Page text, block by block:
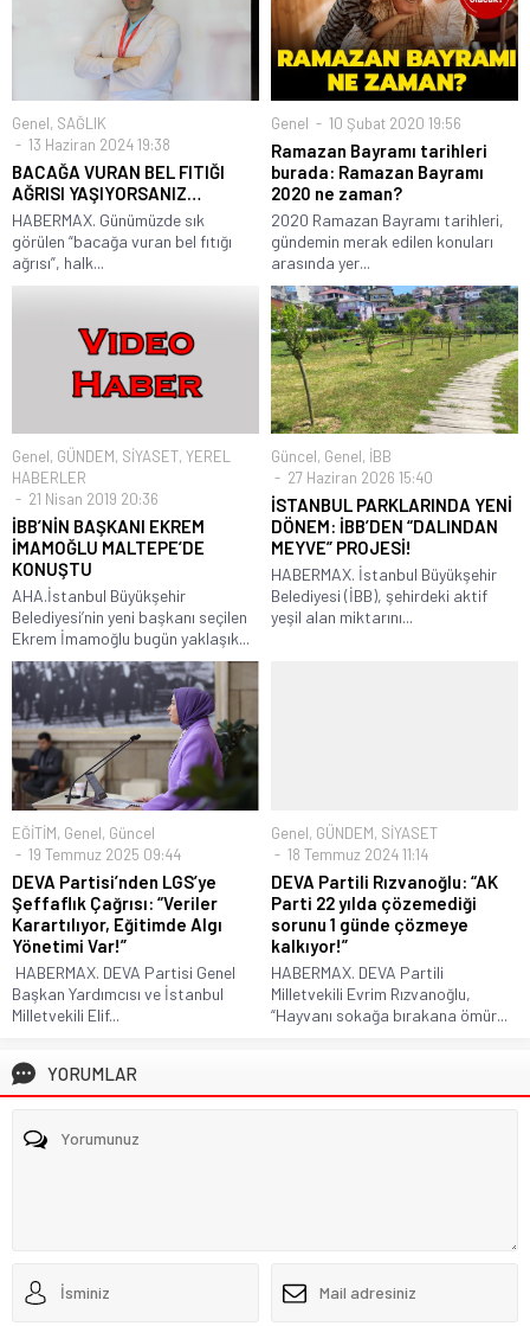
Genel, SAĞLIK
13 Haziran 2024 19:38
BACAĞA VURAN BEL FITIĞI
AĞRISI YAŞIYORSANIZ…
HABERMAX. Günümüzde sık
görülen “bacağa vuran bel fıtığı
ağrısı”, halk...
Genel 10 Şubat 2020 19:56
Ramazan Bayramı tarihleri
burada: Ramazan Bayramı
2020 ne zaman?
2020 Ramazan Bayramı tarihleri,
gündemin merak edilen konuları
arasında yer...
Genel, GÜNDEM, SİYASET, YEREL
HABERLER
21 Nisan 2019 20:36
İBB’NİN BAŞKANI EKREM
İMAMOĞLU MALTEPE’DE
KONUŞTU
AHA.İstanbul Büyükşehir
Belediyesi’nin yeni başkanı seçilen
Ekrem İmamoğlu bugün yaklaşık...
Güncel, Genel, İBB
27 Haziran 2026 15:40
İSTANBUL PARKLARINDA YENİ
DÖNEM: İBB’DEN “DALINDAN
MEYVE” PROJESİ!
HABERMAX. İstanbul Büyükşehir
Belediyesi (İBB), şehirdeki aktif
yeşil alan miktarını...
EĞİTİM, Genel, Güncel
19 Temmuz 2025 09:44
DEVA Partisi’nden LGS’ye
Şeffaflık Çağrısı: “Veriler
Karartılıyor, Eğitimde Algı
Yönetimi Var!”
HABERMAX. DEVA Partisi Genel
Başkan Yardımcısı ve İstanbul
Milletvekili Elif...
Genel, GÜNDEM, SİYASET
18 Temmuz 2024 11:14
DEVA Partili Rızvanoğlu: “AK
Parti 22 yılda çözemediği
sorunu 1 günde çözmeye
kalkıyor!”
HABERMAX. DEVA Partili
Milletvekili Evrim Rızvanoğlu,
“Hayvanı sokağa bırakana ömür...
YORUMLAR